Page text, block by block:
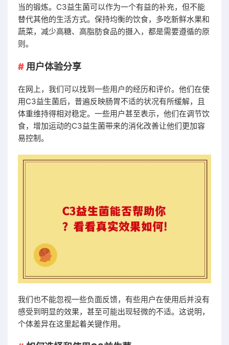
当的锻炼。C3益生菌可以作为一个有益的补充，但不能
替代其他的生活方式。保持均衡的饮食，多吃新鲜水果和
蔬菜，减少高糖、高脂肪食品的摄入，都是需要遵循的原
则。
用户体验分享
在网上，我们可以找到一些用户的经历和评价。他们在使
用C3益生菌后，普遍反映肠胃不适的状况有所缓解，且
体重维持得相对稳定。一些用户甚至表示，他们在调节饮
食，增加运动的C3益生菌带来的消化改善让他们更加容
易控制。
我们也不能忽视一些负面反馈，有些用户在使用后并没有
感受到明显的效果，甚至可能出现轻微的不适。这说明，
个体差异在这里起着关键作用。